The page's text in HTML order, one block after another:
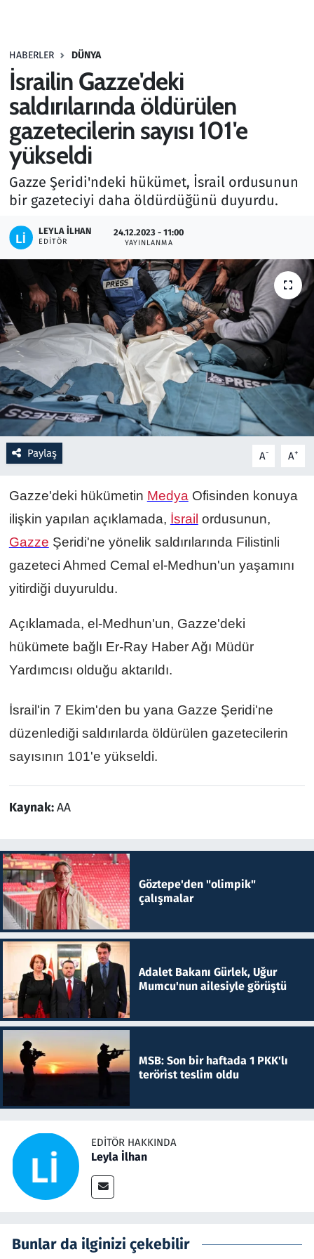
HABERLER DÜNYA
İsrailin Gazze'deki
saldırılarında öldürülen
gazetecilerin sayısı 101'e
yükseldi
Gazze Şeridi'ndeki hükümet, İsrail ordusunun
bir gazeteciyi daha öldürdüğünü duyurdu.
LEYLA İLHAN
EDITÖR
24.12.2023 - 11:00
YAYINLANMA
Paylaş A- A+
Gazze'deki hükümetin Medya Ofisinden konuya
ilişkin yapılan açıklamada, İsrail ordusunun,
Gazze Şeridi'ne yönelik saldırılarında Filistinli
gazeteci Ahmed Cemal el-Medhun'un yaşamını
yitirdiği duyuruldu.
Açıklamada, el-Medhun'un, Gazze'deki
hükümete bağlı Er-Ray Haber Ağı Müdür
Yardımcısı olduğu aktarıldı.
İsrail'in 7 Ekim'den bu yana Gazze Şeridi'ne
düzenlediği saldırılarda öldürülen gazetecilerin
sayısının 101'e yükseldi.
Kaynak:AA
Göztepe'den "olimpik"
çalışmalar
Adalet Bakanı Gürlek, Uğur
Mumcu'nun ailesiyle görüştü
MSB: Son bir haftada 1 PKK'lı
terörist teslim oldu
EDITÖR HAKKINDA
Leyla İlhan
Bunlar da ilginizi çekebilir
Haber
Kültür Sanat
Kurumsal Haberler
Lezzet Durağı
Memur ve Kamu
Otomobil
Ramazan
Resmi İlanlar
Rüya Tabirleri
Sağlık
Savunma Sanayi
Seçim 2023
Spor
Teknoloji ve Bilim
Televizyon